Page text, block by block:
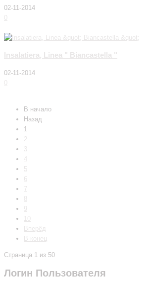
02-11-2014
0
Insalatiera, Linea " Biancastella "
02-11-2014
0
В начало
Назад
1
2
3
4
5
6
7
8
9
10
Вперёд
В конец
Страница 1 из 50
Логин Пользователя